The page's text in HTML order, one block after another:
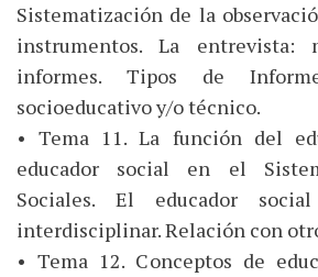
Sistematización de la
instrumentos. La entrevista:
informes. Tipos de
socioeducativo y/o técnico.
• Tema 11. La función del
educador social en el
Sociales. El educador
interdisciplinar. Relación con
• Tema 12. Conceptos de